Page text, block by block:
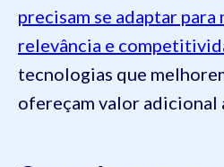
precisam se adaptar para
relevância e
tecnologias que
ofereçam valor adicional